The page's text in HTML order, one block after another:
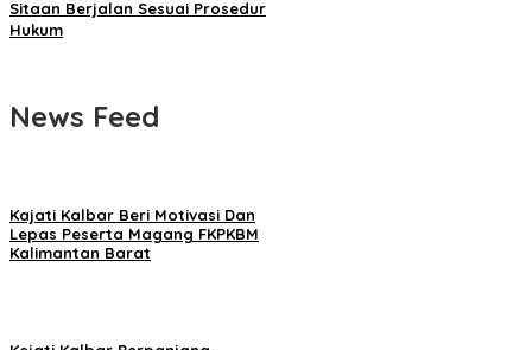
Sitaan Berjalan Sesuai Prosedur
Hukum
News Feed
Kajati Kalbar Beri Motivasi Dan
Lepas Peserta Magang FKPKBM
Kalimantan Barat